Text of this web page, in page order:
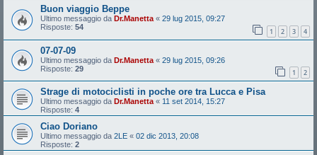
Buon viaggio Beppe
Ultimo messaggio da Dr.Manetta « 29 lug 2015, 09:27
Risposte: 54 1 2 3 4
07-07-09
Ultimo messaggio da Dr.Manetta « 29 lug 2015, 09:26
Risposte: 29 1 2
Strage di motociclisti in poche ore tra Lucca e Pisa
Ultimo messaggio da Dr.Manetta« 11 set 2014, 15:27
Risposte: 4
Ciao Doriano
Ultimo messaggio da 2LE « 02 dic 2013, 20:08
Risposte: 2